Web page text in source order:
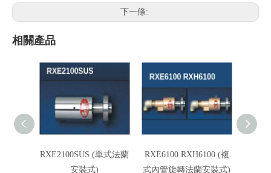
下一條:
相關產品
RXE2100SUS (單式法蘭
安裝式)
RXE6100 RXH6100 (複
式內管旋轉法蘭安裝式)